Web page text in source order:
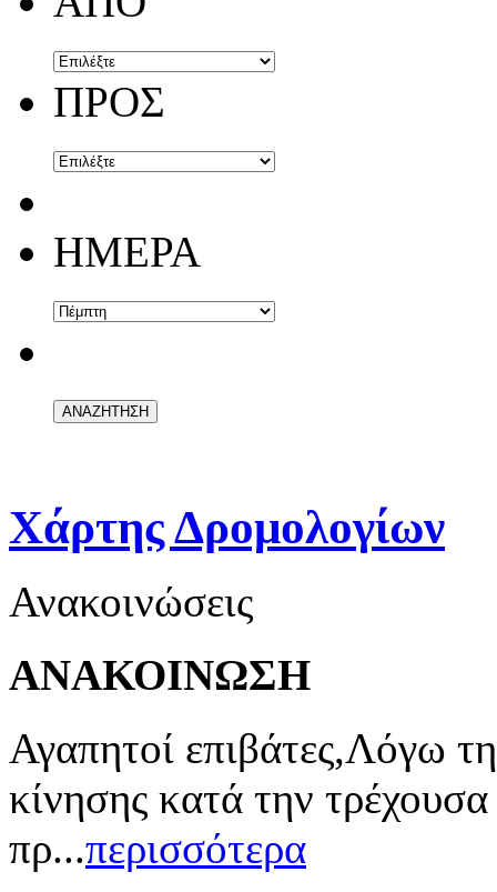
ΠΡΟΣ
ΗΜΕΡΑ
Χάρτης Δρομολογίων
Ανακοινώσεις
ΑΝΑΚΟΙΝΩΣΗ
Αγαπητοί επιβάτες,Λόγω
κίνησης κατά την
πρ...περισσότερα